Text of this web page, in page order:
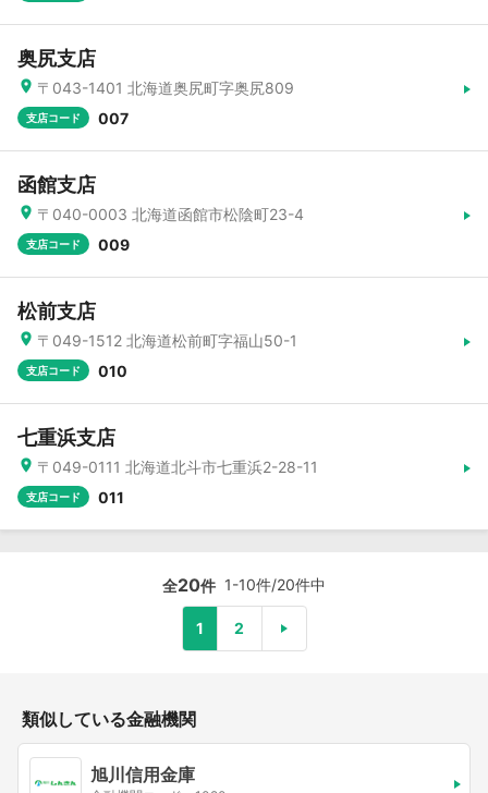
奥尻支店
〒043-1401 北海道奥尻町字奥尻809
支店コード 007
函館支店
〒040-0003 北海道函館市松陰町23-4
支店コード 009
松前支店
〒049-1512 北海道松前町字福山50-1
支店コード 010
七重浜支店
〒049-0111 北海道北斗市七重浜2-28-11
支店コード 011
全20件 1-10件/20件中
1 2
類似している金融機関
旭川信用金庫